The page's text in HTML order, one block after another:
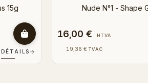
15g
DÉTAILS →
Nude N°1 - Shape
16,00 € HTVA
19,36 € TVAC